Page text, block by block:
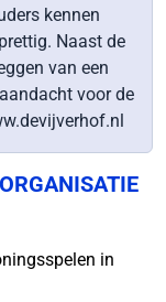
kennen
Naast de
van een
voor de
in